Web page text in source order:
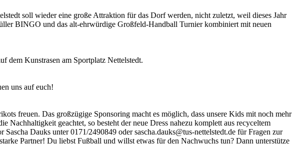
soll wieder eine große Attraktion für das Dorf werden, nicht zuletzt, weil dieses Jahr
BINGO und das alt-ehrwürdige Großfeld-Handball Turnier kombiniert mit neuen
dem Kunstrasen am Sportplatz Nettelstedt.
uns auf euch!
freuen. Das großzügige Sponsoring macht es möglich, dass unsere Kids mit noch mehr
geachtet, so besteht der neue Dress nahezu komplett aus recyceltem
Dauks unter 0171/2490849 oder sascha.dauks@tus-nettelstedt.de für Fragen zur
Partner! Du liebst Fußball und willst etwas für den Nachwuchs tun? Dann unterstütze